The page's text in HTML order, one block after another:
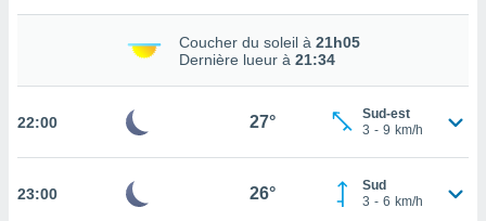
ne
Coucher du soleil à 21h05
Dernière lueur à 21:34
22:00 27°
Sud-est
3 - 9 km/h
23:00 26°
Sud
3 - 6 km/h